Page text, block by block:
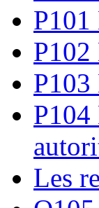
P101
P104
Les